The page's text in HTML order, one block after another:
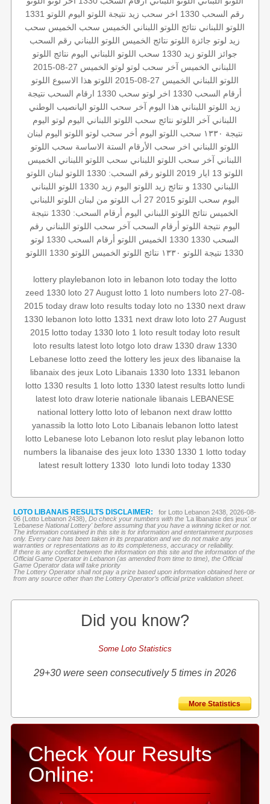
رقم السحب 1330
اخر سحب زيد نتيجة اللوتو اليوم اللوتو 1331
اللوتو اللبناني نتائج اللوتو اللبناني الخميس سحب الخميس سحب
زيد لوتو جائزة اللوتو نتائج الخميس اللوتو اللبناني رقم السحب
جوائز اللوتو زيد 1330 سحب اللوتو اللبناني اليوم نتائج اللوتو
اللبناني الخميس آخر سحب لوتو لوتو الخميس 27-08-2015
اللوتو اللبناني الخميس 27-08-2015
اللوتو هذا الاسبوع اللوتو
أرقام السحب 1330
اخر لوتو سحب 1330 ارقام السحب نتيجة
زيد اللوتو اللبناني هذا اليوم آخر سحب اللوتو اليانصيب الوطني
اللبناني آخر اللوتو نتائج سحب اللوتو اللبناني اليوم لوتو اليوم
نتيجة ١٣٣٠
سحب اللوتو اليوم أخر سحب لوتو اللوتو اليوم لبنان
اللوتو اللبناني اخر سحب الأرقام الستة الاساسة سحب اللوتو
اللبناني آخر سحب اللوتو اللبناني سحب اللوتو اللبناني الخميس
اللوتو 13 ايار 2019
اللوتو رقم السحب: 1330 اللوتو لبنان اللوتو
اللبناني 1330 و نتائج زيد
اللوتو اليوم زيد 1330
اللوتو اللبناني
اليوم سحب اللوتو 2015 27 أب اللوتو من لبنان اللوتو اللبناني
الخميس نتائج اللوتو اللبناني اليوم أرقام السحب: 1330
نتيجة
اليوم نتيجة اللوتو أرقام السحب آخر سحب اللوتو اللبناني رقم
السحب 1330
1330 الخميس اللوتو أرقام السحب 1330
لوتو
1330 نتيجة اللوتو ١٣٣٠ نتائج اللوتو الخميس اللوتو 1330 االلوتو
lottery playlebanon loto in lebanon loto today the lotto
zeed 1330 loto 27 August lotto 1 loto numbers loto 27-08-
2015 today draw loto results today loto no 1330 next draw
1330 lebanon loto lotto 1331 next draw loto loto 27 August
2015 lotto today 1330 loto 1 loto result today loto result
loto results latest loto lotgo loto draw 1330 draw 1330
Lebanese lotto zeed the lottery les jeux des libanaise la
libanaix des jeux Loto Libanais 1330 loto 1331 lebanon
lotto 1330 results 1 loto lotto 1330 latest results lotto lundi
latest loto draw loterie nationale libanais LEBANESE
national lottery lotto loto of lebanon next draw lottto
yanassib la lotto loto Loto Libanais lebanon lotto latest
lotto Lebanese loto Lebanon loto reslut play lebanon lotto
numbers la libanaise des jeux loto 1330 1330 1 lotto today
latest result lottery 1330 loto lundi loto today 1330
LOTO LIBANAIS RESULTS DISCLAIMER:
for Lotto Lebanon 2438, 2026-08-
06 (Lotto Lebanon 2438), Do check your numbers with the 'La libanaise des jeux' or
'Lebanese National Lottery' before assuming that you have a winning ticket or not.
The information contained in this site is for information and entertainment purposes
only. Every care has been taken in its preparation and we do not make any
warranties or representations as to its completeness, accuracy or reliability.
If there is any conflict between the information on this site and the information of the
Official Game Operator in Lebanon (as amended from time to time), the Official
Game Operator data will take priority
The Lottery Operator shall not pay a prize based upon information obtained here or
from any source other than the Lottery Operator’s official prize validation sheet.
Did you know?
Some Loto Statistics
29+30 were seen consecutively 5 times in 2026
More Statistics
Check Your Results
Online: